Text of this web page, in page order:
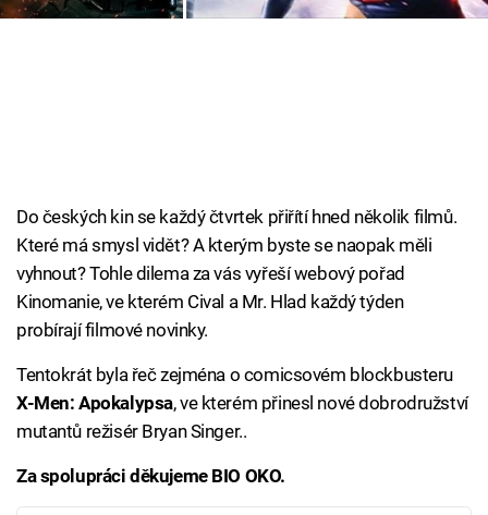
Cool Esport
Přihlášení
Sledujte nás
Do českých kin se každý čtvrtek přiřítí hned několik filmů.
Které má smysl vidět? A kterým byste se naopak měli
vyhnout? Tohle dilema za vás vyřeší webový pořad
Kinomanie, ve kterém Cival a Mr. Hlad každý týden
probírají filmové novinky.
Tentokrát byla řeč zejména o comicsovém blockbusteru
X-Men: Apokalypsa, ve kterém přinesl nové dobrodružství
mutantů režisér Bryan Singer..
Za spolupráci děkujeme BIO OKO.